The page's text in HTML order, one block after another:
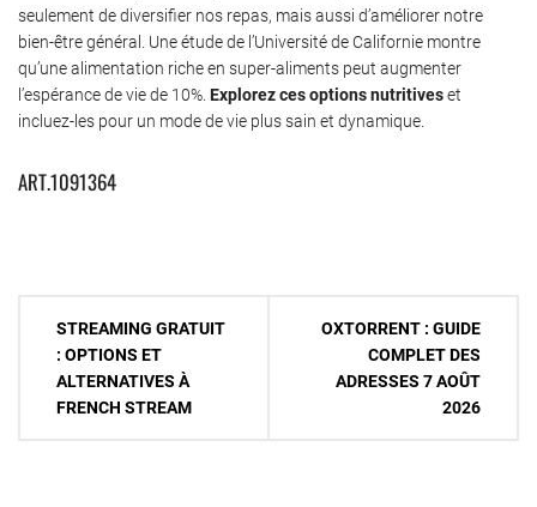
seulement de diversifier nos repas, mais aussi d’améliorer notre
bien-être général. Une étude de l’Université de Californie montre
qu’une alimentation riche en super-aliments peut augmenter
l’espérance de vie de 10%. Explorez ces options nutritiveset
incluez-les pour un mode de vie plus sain et dynamique.
ART.1091364
Navigation
l’article
STREAMING GRATUIT
: OPTIONS ET
ALTERNATIVES À
FRENCH STREAM
OXTORRENT : GUIDE
COMPLET DES
ADRESSES 7 AOÛT
2026